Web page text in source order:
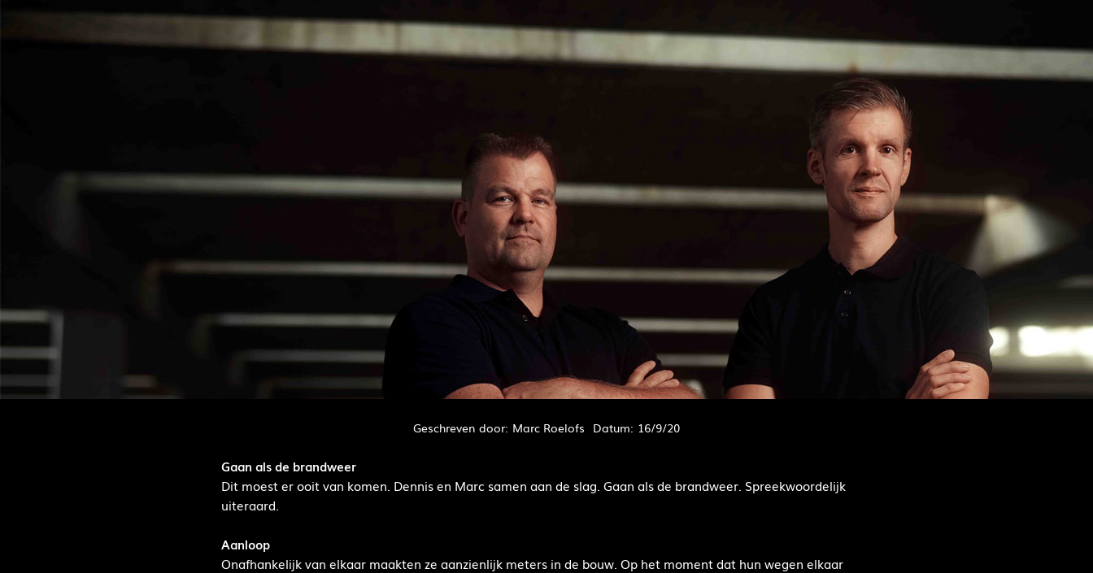
Geschreven door: Marc Roelofs Datum: 16/9/20
Gaan als de brandweer
Dit moest er ooit van komen. Dennis en Marc samen aan de slag. Gaan als de brandweer. Spreekwoordelijk
uiteraard.
Aanloop
Onafhankelijk van elkaar maakten ze aanzienlijk meters in de bouw. Op het moment dat hun wegen elkaar